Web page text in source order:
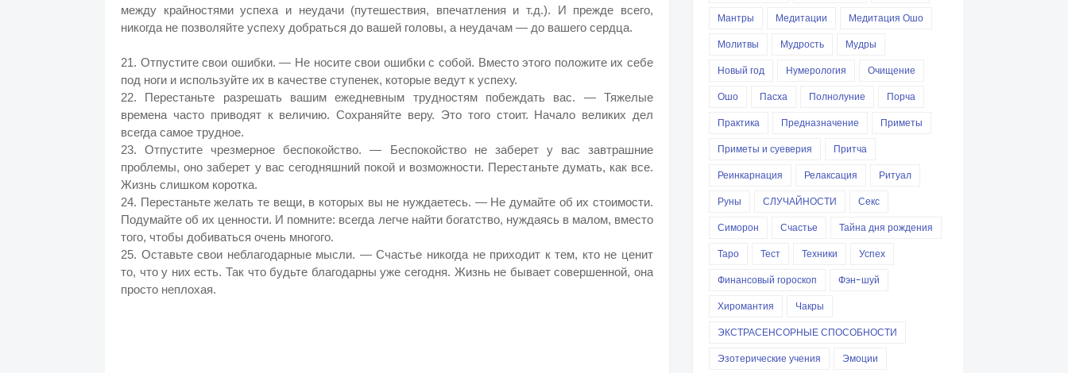
между крайностями успеха и неудачи (путешествия, впечатления и т.д.). И прежде всего,
никогда не позволяйте успеху добраться до вашей головы, а неудачам — до вашего сердца.
21. Отпустите свои ошибки. — Не носите свои ошибки с собой. Вместо этого положите их себе
под ноги и используйте их в качестве ступенек, которые ведут к успеху.
22. Перестаньте разрешать вашим ежедневным трудностям побеждать вас. — Тяжелые
времена часто приводят к величию. Сохраняйте веру. Это того стоит. Начало великих дел
всегда самое трудное.
23. Отпустите чрезмерное беспокойство. — Беспокойство не заберет у вас завтрашние
проблемы, оно заберет у вас сегодняшний покой и возможности. Перестаньте думать, как все.
Жизнь слишком коротка.
24. Перестаньте желать те вещи, в которых вы не нуждаетесь. — Не думайте об их стоимости.
Подумайте об их ценности. И помните: всегда легче найти богатство, нуждаясь в малом, вместо
того, чтобы добиваться очень многого.
25. Оставьте свои неблагодарные мысли. — Счастье никогда не приходит к тем, кто не ценит
то, что у них есть. Так что будьте благодарны уже сегодня. Жизнь не бывает совершенной, она
просто неплохая.
Мантры
Медитации
Медитация Ошо
Молитвы
Мудрость
Мудры
Новый год
Нумерология
Очищение
Ошо
Пасха Полнолуние
Порча
Практика
Предназначение
Приметы
Приметы и суеверия
Притча
Реинкарнация
Релаксация
Ритуал
Руны
СЛУЧАЙНОСТИ
Секс
Симорон
Счастье
Тайна дня рождения
Таро
Тест Техники
Успех
Финансовый гороскоп
Фэн-шуй
Хиромантия
Чакры
ЭКСТРАСЕНСОРНЫЕ СПОСОБНОСТИ
Эзотерические учения
Эмоции